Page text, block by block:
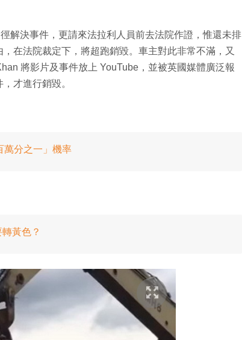
解決事件，更請來法拉利人員前去法院作證，惟還未排
在法院裁定下，將超跑銷毀。車主對此非常不滿，又
將影片及事件放上 YouTube，並被英國媒體廣泛報
才進行銷毀。
萬分之一」機率
黃色？